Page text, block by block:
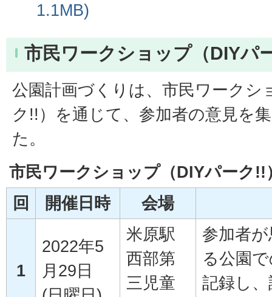
1.1MB)
市民ワークショップ（DIYパ
公園計画づくりは、市民ワークシ
ク!!）を通じて、参加者の意見を
た。
市民ワークショップ（DIYパーク!!
回
開催日時 会場
1
2022年5
月29日
米原駅
西部第
三児童
参加者
る公園
記録し